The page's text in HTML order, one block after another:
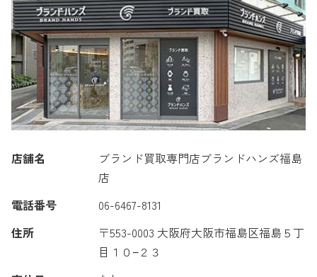
店舗名
ブランド買取専門店ブランドハンズ福島
店
電話番号
06-6467-8131
住所
〒553-0003 大阪府大阪市福島区福島５丁
目１０−２３